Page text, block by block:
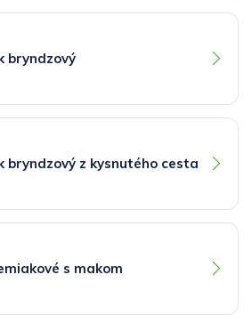
bryndzový
bryndzový z kysnutého cesta
s makom